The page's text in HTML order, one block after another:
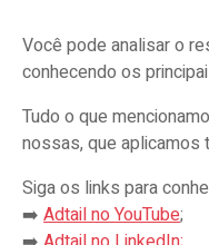
Você pode analisar o
conhecendo os
Tudo o que
nossas, que aplicamos
Siga os links para
➡️ Adtail no YouTube;